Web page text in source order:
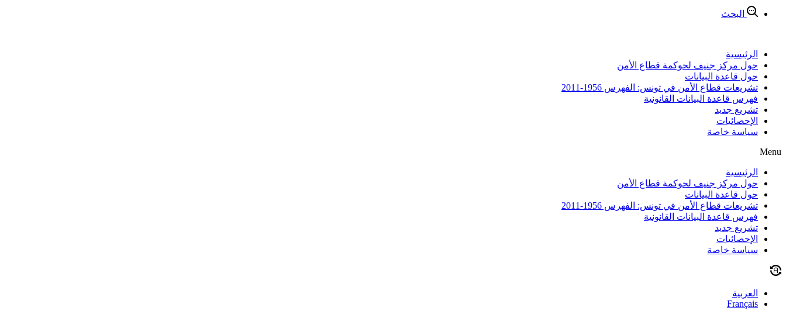
البحث
الرئيسية
حول مركز جنيف لحوكمة قطاع الأمن
حول قاعدة البيانات
تشريعات قطاع الأمن في تونس: الفهرس 1956-2011
فهرس قاعدة البيانات القانونية
تشريع جديد
الإحصائيات
سياسة خاصة
Menu
الرئيسية
حول مركز جنيف لحوكمة قطاع الأمن
حول قاعدة البيانات
تشريعات قطاع الأمن في تونس: الفهرس 1956-2011
فهرس قاعدة البيانات القانونية
تشريع جديد
الإحصائيات
سياسة خاصة
العربية
Français